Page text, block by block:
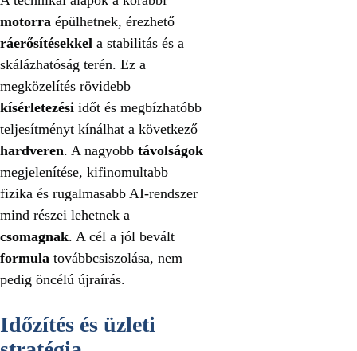
motorra épülhetnek, érezhető
ráerősítésekkel a stabilitás és a
skálázhatóság terén. Ez a
megközelítés rövidebb
kísérletezési időt és megbízhatóbb
teljesítményt kínálhat a következő
hardveren. A nagyobb távolságok
megjelenítése, kifinomultabb
fizika és rugalmasabb AI-rendszer
mind részei lehetnek a
csomagnak. A cél a jól bevált
formula továbbcsiszolása, nem
pedig öncélú újraírás.
Időzítés és üzleti